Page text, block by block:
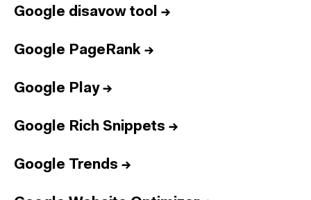
Google disavow tool →
Google PageRank →
Google Play→
Google Rich Snippets →
Google Trends →